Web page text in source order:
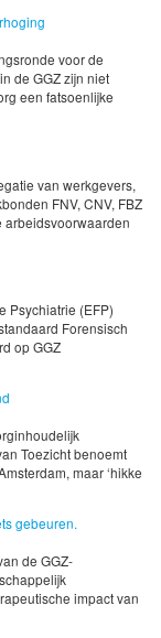
voor de
de GGZ zijn niet
een fatsoenlijke
van werkgevers,
FNV, CNV, FBZ
arbeidsvoorwaarden
Psychiatrie (EFP)
Forensisch
op GGZ
Toezicht benoemt
maar ‘hikke
gebeuren.
de GGZ-
impact van